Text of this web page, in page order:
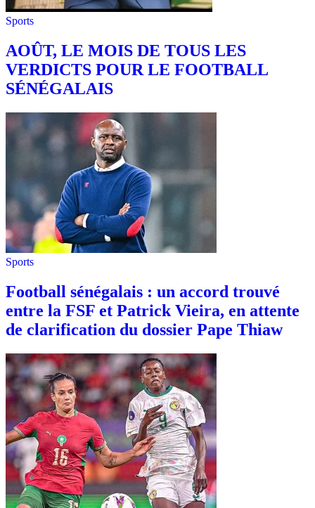
Sports
AOÛT, LE MOIS DE TOUS LES
VERDICTS POUR LE FOOTBALL
SÉNÉGALAIS
Sports
Football sénégalais : un accord trouvé
entre la FSF et Patrick Vieira, en attente
de clarification du dossier Pape Thiaw